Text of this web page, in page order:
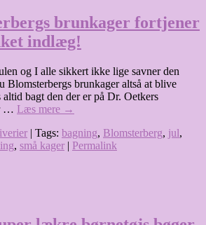
brunkager fortjener
indlæg!
og I alle sikkert ikke lige savner den
Blomsterbergs brunkager altså at blive
altid bagt den der er på Dr. Oetkers
… Læs mere →
| Tags: bagning, Blomsterberg, jul,
, små kager | Permalink